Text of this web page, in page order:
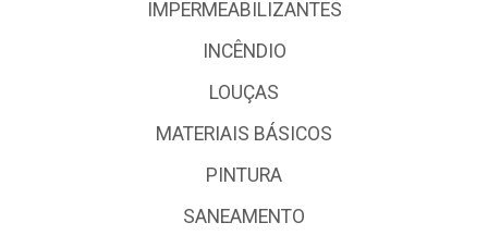
IMPERMEABILIZANTES
INCÊNDIO
LOUÇAS
MATERIAIS BÁSICOS
PINTURA
SANEAMENTO